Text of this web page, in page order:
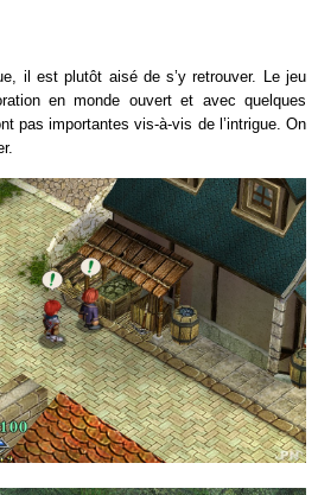
il est plutôt aisé de s’y retrouver. Le jeu
en monde ouvert et avec quelques
pas importantes vis-à-vis de l’intrigue. On